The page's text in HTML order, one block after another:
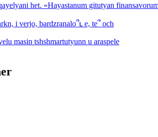
het. «Hayastanum gitutyan
i verjo, bardzranalo՞ւ e, te՞ och
masin tshshmartutyunn u araspele